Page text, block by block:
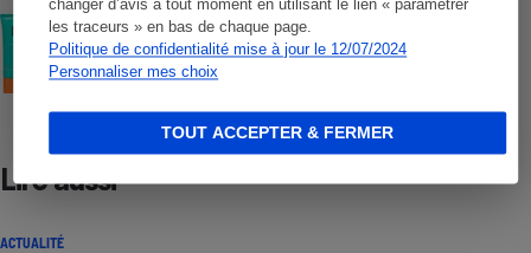
changer d’avis à tout moment en utilisant le lien « paramétrer
les traceurs » en bas de chaque page.
Politique de confidentialité mise à jour le 12/07/2024
Personnaliser mes choix
TOUT ACCEPTER & FERMER
COMMENT NOUS TESTONS
Crèmes solaires visage - Le protocole
Lire aussi
ACTUALITÉ